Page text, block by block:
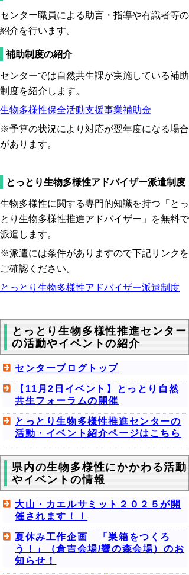
センター職員による助言・指導や有識者等の
紹介を行います。
補助制度の紹介
センターでは自然共生課が実施している補助
制度を紹介します。
生物多様性保全活動支援事業補助金
※予算の状況により対応が翌年度になる場合
があります。
とっとり生物多様性アドバイザー派遣制度
生物多様性に関する専門的知識を持つ「とっ
とり生物多様性推進アドバイザー」を無料で
派遣します。
※派遣には条件がありますので下記リンクを
ご確認ください。
とっとり生物多様性アドバイザー派遣制度
とっとり生物多様性推進センター
の活動やイベントの紹介
センターブログトップ
【11月2日イベント】とっとり自然
共生フォーラムの開催
とっとり生物多様性推進センターの
活動・イベント紹介ページはこちら
県内の生物多様性にかかわる活動
やイベントの情報
大山・カエルサミット２０２５が開
催されます！！
夏休み工作企画 「巣箱をつくろ
う！」（倉吉会場/響の森会場）のお
知らせ！